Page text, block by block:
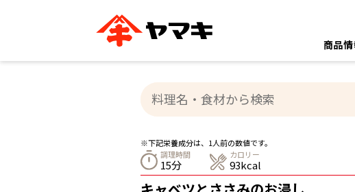
商品
ヤマキ
ヤマキ
ストレート
つゆ
おいしいレシピTOP
汁物レシピ
レシピ特設サイト
ヤマキかつお節の削り方
※下記栄養成分は、1人前の数値です。
調理時間
15分
カロリー
93kcal